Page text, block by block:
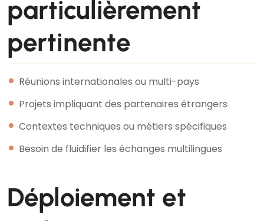
particulièrement
pertinente
Réunions internationales ou multi-pays
Projets impliquant des partenaires étrangers
Contextes techniques ou métiers spécifiques
Besoin de fluidifier les échanges multilingues
Déploiement et